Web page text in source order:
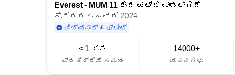
Everest - MUM 11 ರಿಂದ ಪಟ್ಟಿ ಮಾಡಲಾಗಿದೆ
ಸೇರಿದರು ಜನವರಿ 2024
ವಿಶ್ವಾಸಾರ್ಹ ಫ್ಲೀಟ್
< 1 ದಿನ
ಪ್ರತಿಕ್ರಿಯೆ ಸಮಯ
14000+
ವಾಹನಗಳು